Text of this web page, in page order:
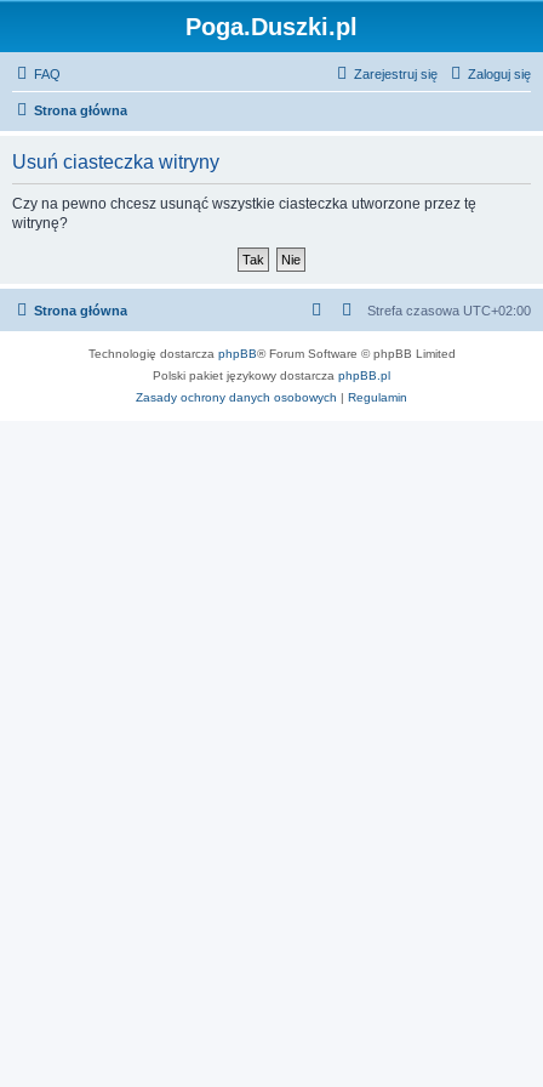
Poga.Duszki.pl
FAQ Zaloguj się
Zarejestruj się
Strona główna
Usuń ciasteczka witryny
Czy na pewno chcesz usunąć wszystkie ciasteczka utworzone przez tę
witrynę?
Strona główna Strefa czasowa UTC+02:00
Technologię dostarcza phpBB® Forum Software © phpBB Limited
Polski pakiet językowy dostarcza phpBB.pl
Zasady ochrony danych osobowych | Regulamin